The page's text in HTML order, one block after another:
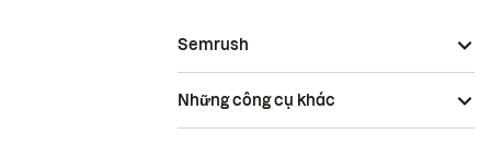
Semrush
Những công cụ khác